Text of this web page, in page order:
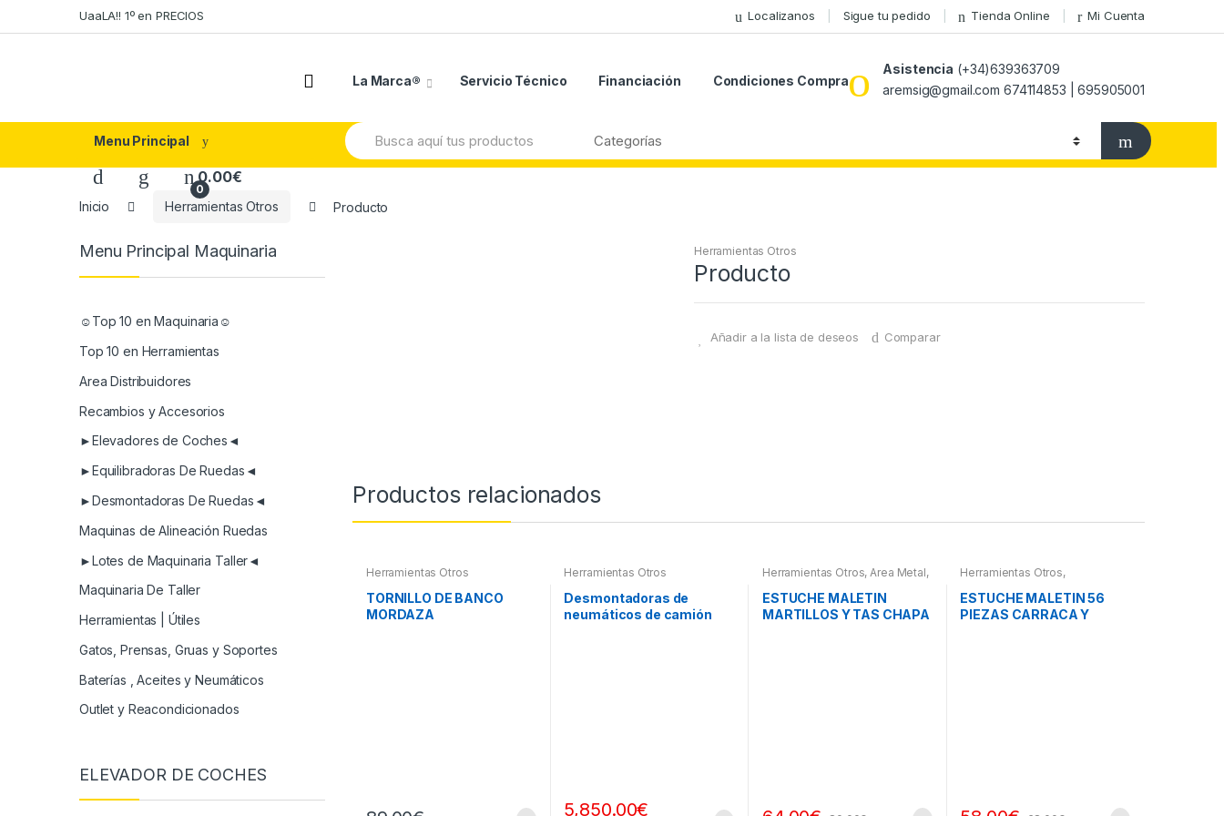
to
to
UaaLA!! 1º en PRECIOS Localizanos Sigue tu pedido Tienda Online Mi Cuenta
La Marca® Servicio Técnico Financiación Condiciones Compra
Asistencia (+34)639363709
aremsig@gmail.com 674114853 | 695905001
Menu Principal
Search
for:
0
0.00€
Inicio Herramientas Otros Producto
Herramientas Otros
Producto
Añadir a la lista de deseos Comparar
Productos relacionados
Herramientas Otros
TORNILLO DE BANCO
MORDAZA
Herramientas Otros
Desmontadoras de
neumáticos de camión
5,850.00€
Herramientas Otros, Area Metal,
Pintura,Maletines Herramientas,
Extractores, Compresímetros,
otros
ESTUCHE MALETIN
MARTILLOS Y TAS CHAPA
Herramientas Otros,
Herramientas De Mano,
Maletines Herramientas,
Extractores, Compresímetros,
ESTUCHE MALETIN 56
PIEZAS CARRACA Y
Menu Principal Maquinaria
☺Top 10 en Maquinaria☺
Top 10 en Herramientas
Area Distribuidores
Recambios y Accesorios
►Elevadores de Coches◄
►Equilibradoras De Ruedas◄
►Desmontadoras De Ruedas◄
Maquinas de Alineación Ruedas
►Lotes de Maquinaria Taller◄
Maquinaria De Taller
Herramientas | Útiles
Gatos, Prensas, Gruas y Soportes
Baterías , Aceites y Neumáticos
Outlet y Reacondicionados
ELEVADOR DE COCHES